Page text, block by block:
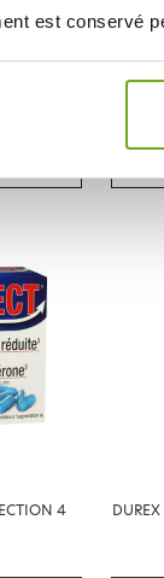
est conservé
4